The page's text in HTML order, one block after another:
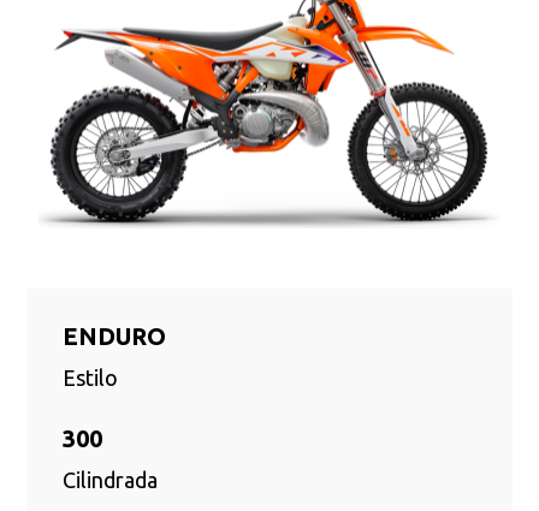
ENDURO
Estilo
300
Cilindrada